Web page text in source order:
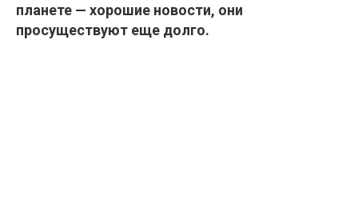
планете — хорошие новости, они
просуществуют еще долго.